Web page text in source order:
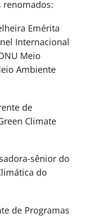
renomados:
Emérita
Internacional
Meio
Ambiente
de
Climate
sênior do
do
de Programas